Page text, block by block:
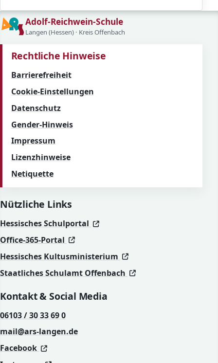
Adolf-Reichwein-Schule
Langen (Hessen) · Kreis Offenbach
Rechtliche Hinweise
Barrierefreiheit
Cookie-Einstellungen
Datenschutz
Gender-Hinweis
Impressum
Lizenzhinweise
Netiquette
Nützliche Links
Hessisches Schulportal (öffnet in neuem Fenster)
(öffnet in neuem Fenster)
Office-365-Portal
(öffnet in neuem Fenster)
(öffnet in neuem Fenster)
Hessisches Kultusministerium
(öffnet in neuem
(öffnet in neuem
Staatliches Schulamt Offenbach
(öffnet in neuem
(öffnet in neuem
Kontakt & Social Media
06103 / 30 33 69 0
mail@ars-langen.de
Facebook
(öffnet in neuem Fenster)
(öffnet in neuem Fenster)